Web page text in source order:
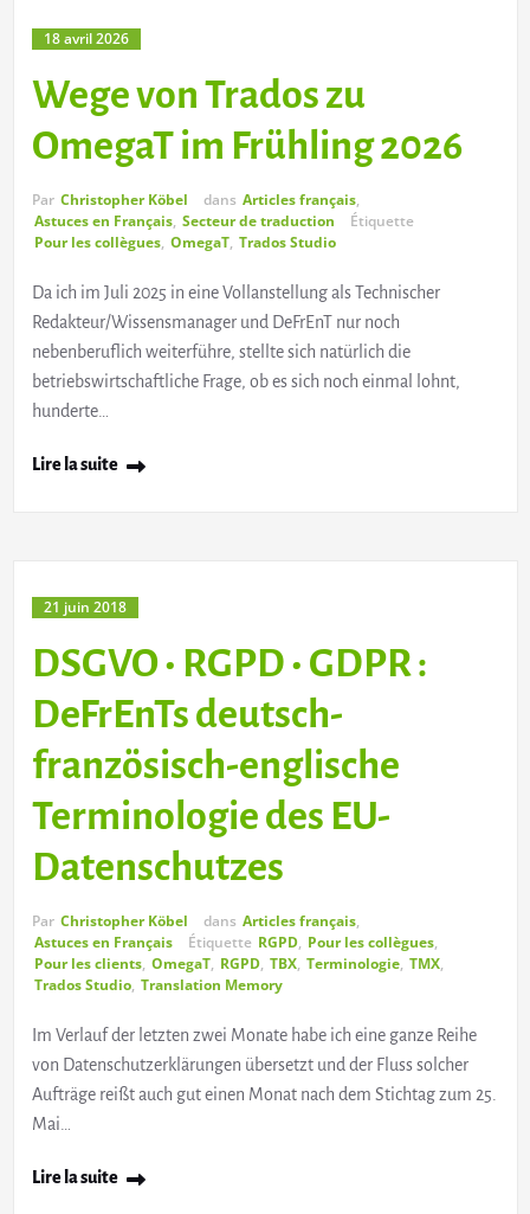
18 avril 2026
Wege von Trados zu
OmegaT im Frühling 2026
Par Christopher Köbel dans Articles français,
Astuces en Français, Secteur de traduction
Étiquette
Pour les collègues, OmegaT, Trados Studio
Da ich im Juli 2025 in eine Vollanstellung als Technischer
Redakteur/Wissensmanager und DeFrEnT nur noch
nebenberuflich weiterführe, stellte sich natürlich die
betriebswirtschaftliche Frage, ob es sich noch einmal lohnt,
hunderte…
Lire la suite
21 juin 2018
DSGVO • RGPD • GDPR :
DeFrEnTs deutsch-
französisch-englische
Terminologie des EU-
Datenschutzes
Par Christopher Köbel dans Articles français,
Astuces en Français
Étiquette RGPD, Pour les collègues,
Pour les clients, OmegaT, RGPD, TBX, Terminologie, TMX,
Trados Studio, Translation Memory
Im Verlauf der letzten zwei Monate habe ich eine ganze Reihe
von Datenschutzerklärungen übersetzt und der Fluss solcher
Aufträge reißt auch gut einen Monat nach dem Stichtag zum 25.
Mai…
Lire la suite